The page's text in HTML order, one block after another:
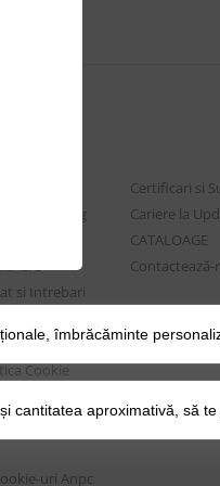
Advertising
si Intrebari
Tips&Tricks
Cookie
Certificari si
Cariere la
CATALOAGE
Contactează-
uri Anpc
îmbrăcăminte
cantitatea aproximativă, să